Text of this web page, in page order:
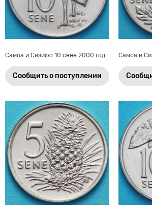
Самоа и Сизифо 10 сене 2000 год.
Сообщить о поступлении
Самоа и